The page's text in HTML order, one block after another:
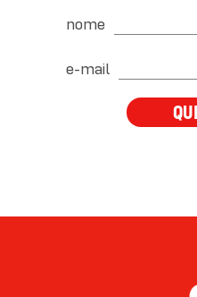
nome
e-mail